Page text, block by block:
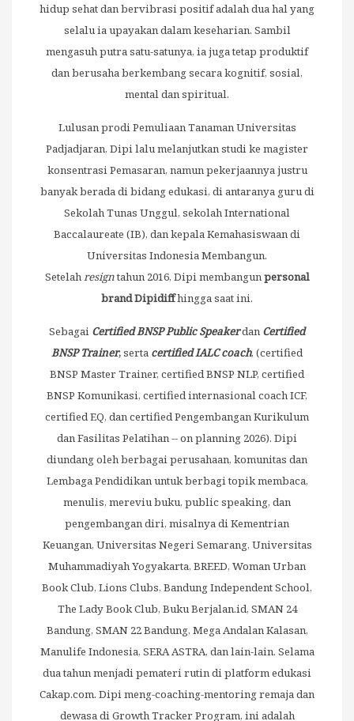
hidup sehat dan bervibrasi positif adalah dua hal yang
selalu ia upayakan dalam keseharian. Sambil
mengasuh putra satu-satunya, ia juga tetap produktif
dan berusaha berkembang secara kognitif, sosial,
mental dan spiritual.
Lulusan prodi Pemuliaan Tanaman Universitas
Padjadjaran, Dipi lalu melanjutkan studi ke magister
konsentrasi Pemasaran, namun pekerjaannya justru
banyak berada di bidang edukasi, di antaranya guru di
Sekolah Tunas Unggul, sekolah International
Baccalaureate (IB), dan kepala Kemahasiswaan di
Universitas Indonesia Membangun.
Setelahresigntahun 2016, Dipi membangunpersonal
brand Dipidiffhingga saat ini.
Sebagai Certified BNSP Public Speakerdan Certified
BNSP Trainer,serta certified IALC coach, (certified
BNSP Master Trainer, certified BNSP NLP, certified
BNSP Komunikasi, certified internasional coach ICF,
certified EQ, dan certified Pengembangan Kurikulum
dan Fasilitas Pelatihan -- on planning 2026). Dipi
diundang oleh berbagai perusahaan, komunitas dan
Lembaga Pendidikan untuk berbagi topik membaca,
menulis, mereviu buku, public speaking, dan
pengembangan diri, misalnya di Kementrian
Keuangan, Universitas Negeri Semarang, Universitas
Muhammadiyah Yogyakarta, BREED, Woman Urban
Book Club, Lions Clubs, Bandung Independent School,
The Lady Book Club, Buku Berjalan.id, SMAN 24
Bandung, SMAN 22 Bandung, Mega Andalan Kalasan,
Manulife Indonesia, SERA ASTRA, dan lain-lain. Selama
dua tahun menjadi pemateri rutin di platform edukasi
Cakap.com. Dipi meng-coaching-mentoring remaja dan
dewasa di Growth Tracker Program, ini adalah